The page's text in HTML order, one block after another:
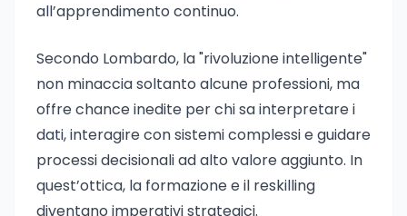
all’apprendimento continuo.
Secondo Lombardo, la "rivoluzione intelligente"
non minaccia soltanto alcune professioni, ma
offre chance inedite per chi sa interpretare i
dati, interagire con sistemi complessi e guidare
processi decisionali ad alto valore aggiunto. In
quest’ottica, la formazione e il reskilling
diventano imperativi strategici.